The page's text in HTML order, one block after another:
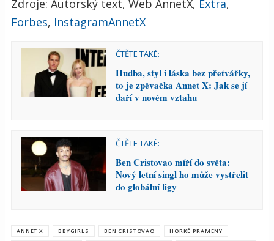
Zdroje: Autorský text, Web AnnetX, Extra,
Forbes, InstagramAnnetX
ČTĚTE TAKÉ:
Hudba, styl i láska bez přetvářky,
to je zpěvačka Annet X: Jak se jí
daří v novém vztahu
ČTĚTE TAKÉ:
Ben Cristovao míří do světa:
Nový letní singl ho může vystřelit
do globální ligy
ANNET X BBYGIRLS BEN CRISTOVAO
HORKÉ PRAMENY